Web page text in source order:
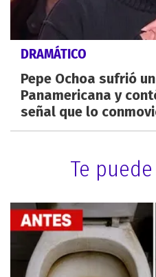
DRAMÁTICO
Pepe Ochoa sufrió
Panamericana y
señal que lo
Te